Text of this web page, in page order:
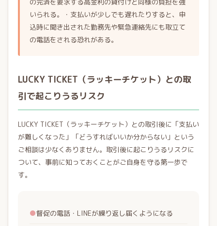
いられる。・支払いが少しでも遅れたりすると、申
込時に聞き出された勤務先や緊急連絡先にも取立て
の電話をされる恐れがある。
LUCKY TICKET（ラッキーチケット）との取
引で起こりうるリスク
LUCKY TICKET（ラッキーチケット）との取引後に「支払い
が難しくなった」「どうすればいいか分からない」という
ご相談は少なくありません。取引後に起こりうるリスクに
ついて、事前に知っておくことがご自身を守る第一歩で
す。
●督促の電話・LINEが繰り返し届くようになる